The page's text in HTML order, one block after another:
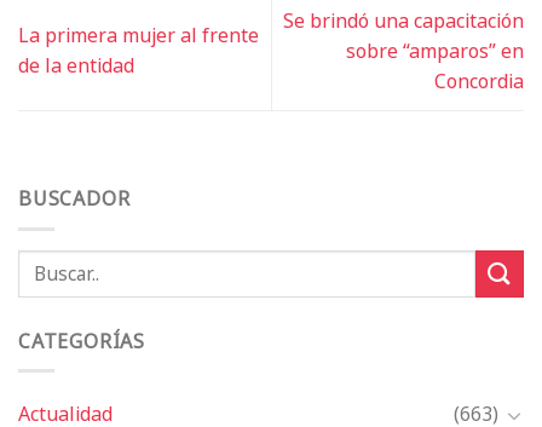
BUSCADOR
CATEGORÍAS
Actualidad (663)
La primera mujer al frente
de la entidad
Se brindó una capacitación
sobre “amparos” en
Concordia